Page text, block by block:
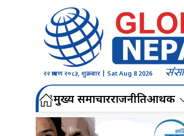
२२ श्रावण २०८३, शुक्रबार | Sat Aug 8 2026
मुख्य समाचारराजनीतिआर्थिक